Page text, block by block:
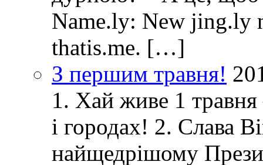
Name.ly: New jing.ly
thatis.me. […]
З першим травня!
1. Хай живе 1
і городах! 2. Слава
найщедрішому